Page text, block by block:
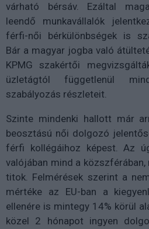
várható bérsáv. Ezáltal
leendő munkavállalók
férfi-női bérkülönbségek is
Bár a magyar jogba való
KPMG szakértői
üzletágtól függetlenül
szabályozás részleteit.
Szinte mindenki hallott már
beosztású női dolgozó
férfi kollégáihoz képest. Az
valójában mind a
titok. Felmérések szerint a
mértéke az EU-ban a
ellenére is mintegy 14% körül
közel 2 hónapot ingyen